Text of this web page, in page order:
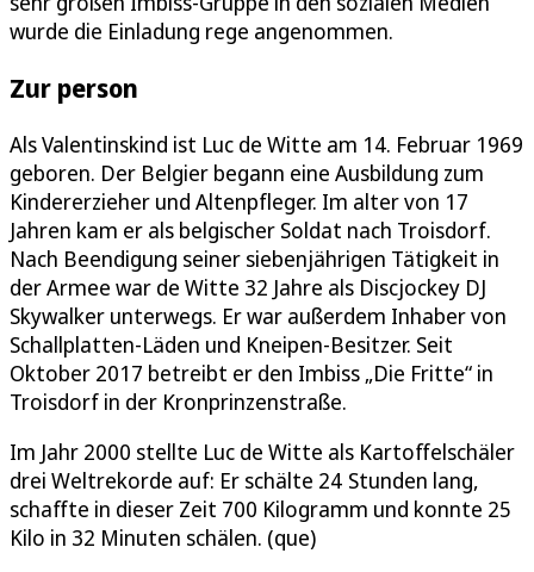
wurde die Einladung rege angenommen.
Zur person
Als Valentinskind ist Luc de Witte am 14. Februar 1969
geboren. Der Belgier begann eine Ausbildung zum
Kindererzieher und Altenpfleger. Im alter von 17
Jahren kam er als belgischer Soldat nach Troisdorf.
Nach Beendigung seiner siebenjährigen Tätigkeit in
der Armee war de Witte 32 Jahre als Discjockey DJ
Skywalker unterwegs. Er war außerdem Inhaber von
Schallplatten-Läden und Kneipen-Besitzer. Seit
Oktober 2017 betreibt er den Imbiss „Die Fritte“ in
Troisdorf in der Kronprinzenstraße.
Im Jahr 2000 stellte Luc de Witte als Kartoffelschäler
drei Weltrekorde auf: Er schälte 24 Stunden lang,
schaffte in dieser Zeit 700 Kilogramm und konnte 25
Kilo in 32 Minuten schälen. (que)